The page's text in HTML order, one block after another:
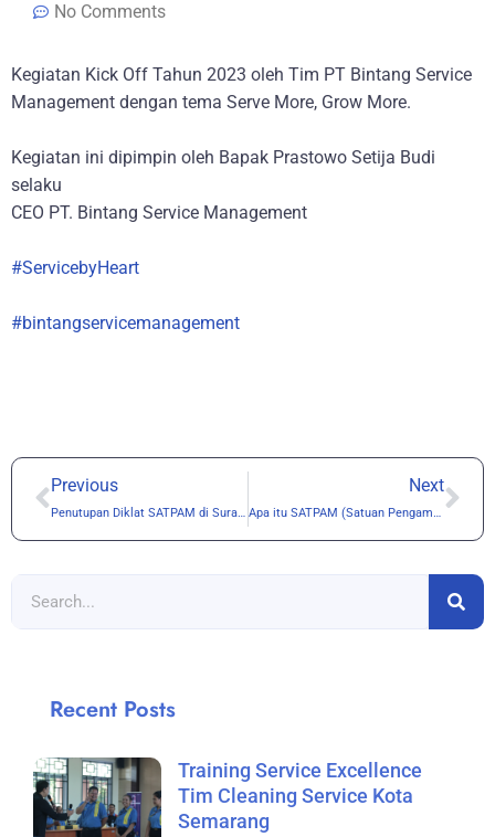
No Comments
Kegiatan Kick Off Tahun 2023 oleh Tim PT Bintang Service
Management dengan tema Serve More, Grow More.
Kegiatan ini dipimpin oleh Bapak Prastowo Setija Budi
selaku
CEO PT. Bintang Service Management
#ServicebyHeart
#bintangservicemanagement
Previous
Penutupan Diklat SATPAM di Surakarta
Next
Apa itu SATPAM (Satuan Pengamanan)
Recent Posts
Training Service Excellence
Tim Cleaning Service Kota
Semarang